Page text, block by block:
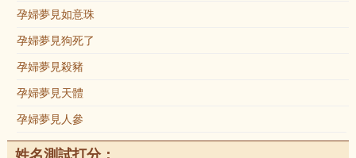
孕婦夢見如意珠
孕婦夢見狗死了
孕婦夢見殺豬
孕婦夢見天體
孕婦夢見人參
姓名測試打分：